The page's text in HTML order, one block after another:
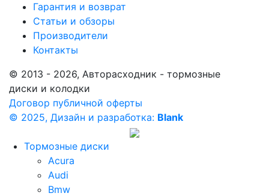
Гарантия и возврат
Статьи и обзоры
Производители
Контакты
© 2013 - 2026, Авторасходник - тормозные
диски и колодки
Договор публичной оферты
© 2025, Дизайн и разработка: Blank
Тормозные диски
Acura
Audi
Bmw